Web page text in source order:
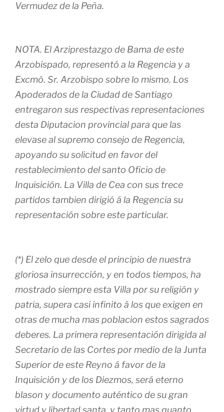
Vermudez de la Peña.
NOTA. El Arziprestazgo de Bama de este
Arzobispado, representó a la Regencia y a
Excmô. Sr. Arzobispo sobre lo mismo. Los
Apoderados de la Ciudad de Santiago
entregaron sus respectivas representaciones
desta Diputacion provincial para que las
elevase al supremo consejo de Regencia,
apoyando su solicitud en favor del
restablecimiento del santo Oficio de
Inquisición. La Villa de Cea con sus trece
partidos tambien dirigió á la Regencia su
representación sobre este particular.
(*) El zelo que desde el principio de nuestra
gloriosa insurrección, y en todos tiempos, ha
mostrado siempre esta Villa por su religión y
patria, supera casi infinito á los que exigen en
otras de mucha mas poblacion estos sagrados
deberes. La primera representación dirigida al
Secretario de las Cortes por medio de la Junta
Superior de este Reyno á favor de la
Inquisición y de los Diezmos, será eterno
blason y documento auténtico de su gran
virtud y libertad santa, y tanto mas quanto